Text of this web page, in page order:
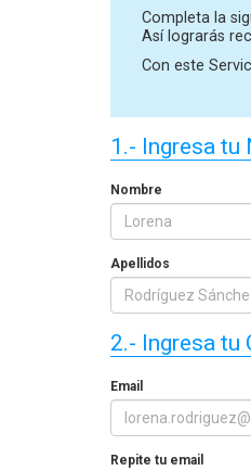
Completa la
Así lograrás
Con este
1.- Ingresa tu
Nombre
Apellidos
2.- Ingresa tu
Email
Repite tu email
en 2026?